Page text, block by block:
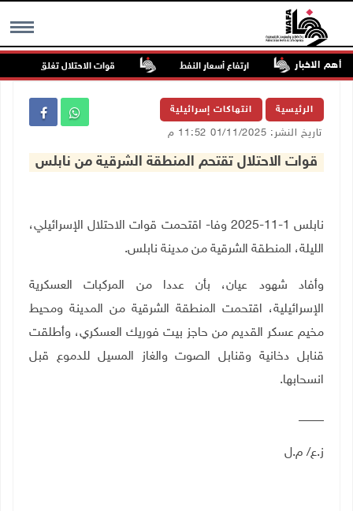
MENU أهم الاخبار ارتفاع أسعار النفط قوات الاحتلال تغلق مداخل
الرئيسية انتهاكات إسرائيلية
تاريخ النشر: 01/11/2025 11:52 م
قوات الاحتلال تقتحم المنطقة الشرقية من نابلس
نابلس 1-11-2025 وفا- اقتحمت قوات الاحتلال الإسرائيلي،
الليلة، المنطقة الشرقية من مدينة نابلس.
وأفاد شهود عيان، بأن عددا من المركبات العسكرية
الإسرائيلية، اقتحمت المنطقة الشرقية من المدينة ومحيط
مخيم عسكر القديم من حاجز بيت فوريك العسكري، وأطلقت
قنابل دخانية وقنابل الصوت والغاز المسيل للدموع قبل
انسحابها.
ز.ع/ م.ل